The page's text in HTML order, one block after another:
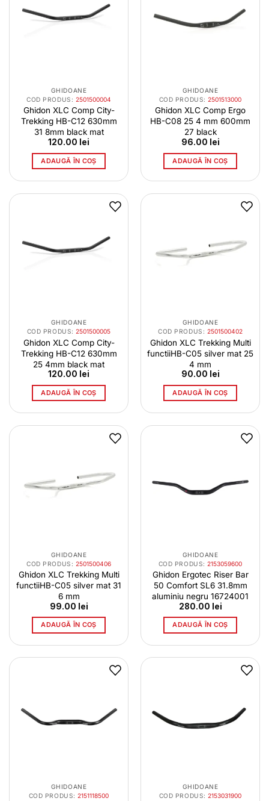
GHIDOANE
COD PRODUS: 2501500004
Ghidon XLC Comp City-
Trekking HB-C12 630mm
31 8mm black mat
120.00 lei
ADAUGĂ ÎN COȘ
GHIDOANE
COD PRODUS:2501513000
Ghidon XLC Comp Ergo
HB-C08 25 4 mm 600mm
27 black
96.00 lei
ADAUGĂ ÎN COȘ
GHIDOANE
COD PRODUS:2501500005
Ghidon XLC Comp City-
Trekking HB-C12 630mm
25 4mm black mat
120.00 lei
ADAUGĂ ÎN COȘ
GHIDOANE
COD PRODUS: 2501500402
Ghidon XLC Trekking Multi
functiiHB-C05 silver mat 25
4 mm
90.00 lei
ADAUGĂ ÎN COȘ
GHIDOANE
COD PRODUS: 2501500406
Ghidon XLC Trekking Multi
functiiHB-C05 silver mat 31
6 mm
99.00 lei
ADAUGĂ ÎN COȘ
GHIDOANE
COD PRODUS:2153059600
Ghidon Ergotec Riser Bar
50 Comfort SL6 31.8mm
aluminiu negru 16724001
280.00 lei
ADAUGĂ ÎN COȘ
GHIDOANE
COD PRODUS:2151118500
GHIDOANE
COD PRODUS:2153031900